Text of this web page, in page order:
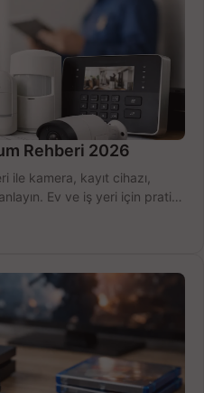
Rehberi 2026
ile kamera, kayıt cihazı,
Ev ve iş yeri için pratik